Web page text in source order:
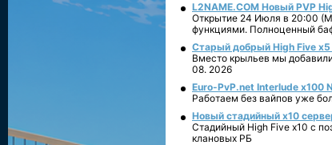
L2NAME.COM Новый PVP
Открытие 24 Июля в 20:00
функциями. Полноценный
Старый добрый High Five
Вместо крыльев мы добавили
08. 2026
Euro-PvP.net Interlude х100
Работаем без вайпов уже
Новый стадийный х10
Стадийный High Five x10 с
клановых РБ